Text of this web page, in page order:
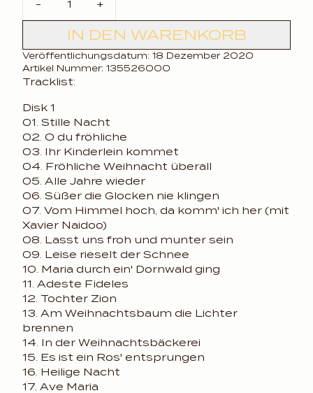
- +
IN DEN WARENKORB
Veröffentlichungsdatum: 18 Dezember 2020
Artikel Nummer: 135526000
Tracklist:
Disk 1
01. Stille Nacht
02. O du fröhliche
03. Ihr Kinderlein kommet
04. Fröhliche Weihnacht überall
05. Alle Jahre wieder
06. Süßer die Glocken nie klingen
07. Vom Himmel hoch, da komm' ich her (mit
Xavier Naidoo)
08. Lasst uns froh und munter sein
09. Leise rieselt der Schnee
10. Maria durch ein' Dornwald ging
11. Adeste Fideles
12. Tochter Zion
13. Am Weihnachtsbaum die Lichter
brennen
14. In der Weihnachtsbäckerei
15. Es ist ein Ros' entsprungen
16. Heilige Nacht
17. Ave Maria